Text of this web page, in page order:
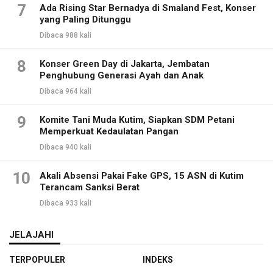
7
Ada Rising Star Bernadya di Smaland Fest, Konser
yang Paling Ditunggu
Dibaca 988 kali
8
Konser Green Day di Jakarta, Jembatan
Penghubung Generasi Ayah dan Anak
Dibaca 964 kali
9
Komite Tani Muda Kutim, Siapkan SDM Petani
Memperkuat Kedaulatan Pangan
Dibaca 940 kali
10
Akali Absensi Pakai Fake GPS, 15 ASN di Kutim
Terancam Sanksi Berat
Dibaca 933 kali
JELAJAHI
TERPOPULER
INDEKS